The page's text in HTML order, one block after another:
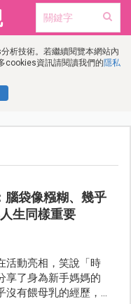
析技術。若繼續閱覽本網站內
cookies資訊請閱讀我們的隱私
腦袋像糨糊、幾乎
生同樣重要
活動亮相，笑說「時
享了身為新手媽媽的
有餵母乳的經歷，